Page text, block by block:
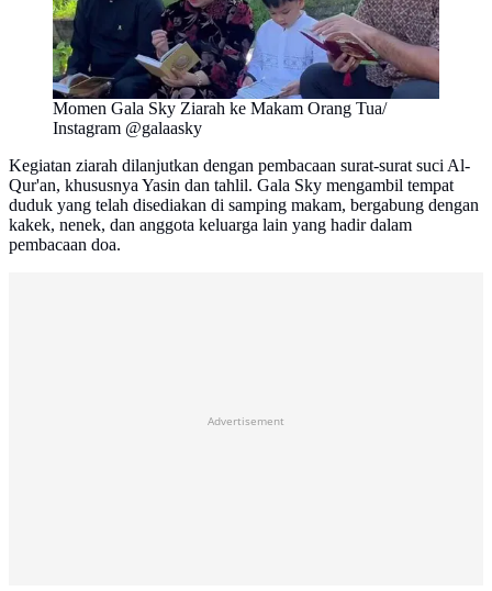
Momen Gala Sky Ziarah ke Makam Orang Tua/
Instagram @galaasky
Kegiatan ziarah dilanjutkan dengan pembacaan surat-surat suci Al-
Qur'an, khususnya Yasin dan tahlil. Gala Sky mengambil tempat
duduk yang telah disediakan di samping makam, bergabung dengan
kakek, nenek, dan anggota keluarga lain yang hadir dalam
pembacaan doa.
Advertisement